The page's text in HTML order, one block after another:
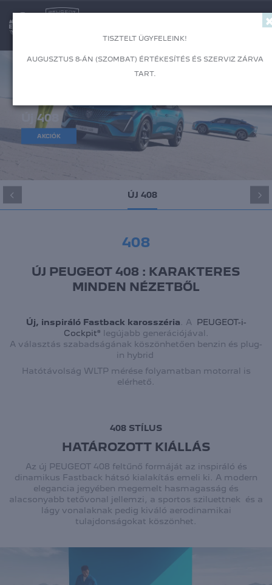
Új 408
AKCIÓK
ÚJ 408
408
ÚJ PEUGEOT 408 : KARAKTERES
MINDEN NÉZETBŐL
Új, inspiráló Fastback karosszéria . A PEUGEOT-i-
Cockpit® legújabb generációjával.
A választás szabadságának köszönhetően benzin és plug-
in hybrid
Hatótávolság WLTP mérése folyamatban motorral is
elérhető.
408 STÍLUS
HATÁROZOTT KIÁLLÁS
Az új PEUGEOT 408 feltűnő formáját az inspiráló és
dinamikus Fastback hátsó kialakítás emeli ki. A modern
elegancia jegyében megemelt hasmagasság és
alacsonyabb tetővonal jellemzi, a sportos sziluettnek és a
lágy vonalaknak pedig kiváló aerodinamikai
tulajdonságokat köszönhet.
TISZTELT ÜGYFELEINK!
AUGUSZTUS 8-ÁN (SZOMBAT) ÉRTÉKESÍTÉS ÉS SZERVIZ ZÁRVA
TART.